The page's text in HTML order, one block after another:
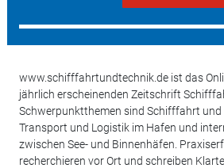
www.schifffahrtundtechnik.de ist das
jährlich erscheinenden Zeitschrift
Schwerpunktthemen sind Schifffahrt
Transport und Logistik im Hafen und
zwischen See- und Binnenhäfen.
recherchieren vor Ort und schreiben